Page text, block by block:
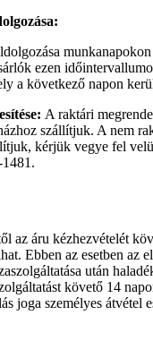
ezen
a következő napon
A raktári
szállítjuk. A nem
kérjük vegye fel
az áru kézhezvételét
Ebben az esetben az
után
követő 14
joga személyes átvétel